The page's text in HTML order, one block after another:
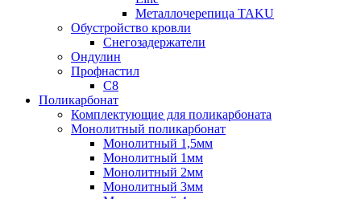
Металлочерепица TAKU
Обустройство кровли
Снегозадержатели
Ондулин
Профнастил
С8
Поликарбонат
Комплектующие для поликарбоната
Монолитный поликарбонат
Монолитный 1,5мм
Монолитный 1мм
Монолитный 2мм
Монолитный 3мм